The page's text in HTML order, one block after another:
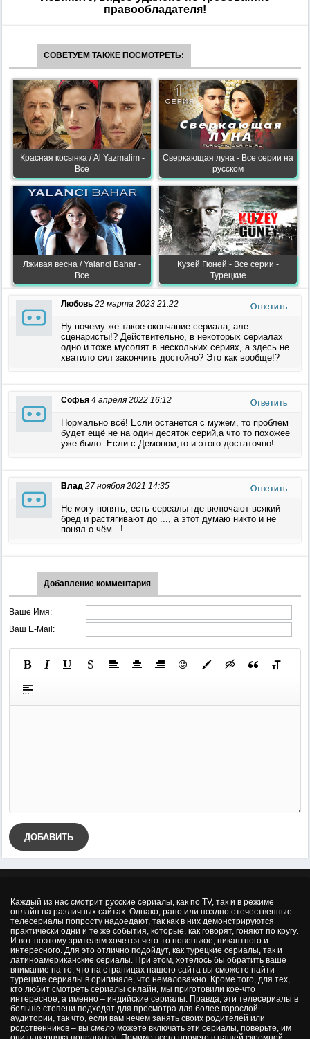
правообладателя!
СОВЕТУЕМ ТАКЖЕ ПОСМОТРЕТЬ:
Красная косынка / Al Yazmalim -
Все
Сверкающая луна - Все серии на
русском
Лживая весна / Yalanci Bahar -
Все
Кузей Гюней - Все серии -
Турецкие
Любовь 22 марта 2023 21:22 Ответить
Ну почему же такое окончание сериала, але
сценаристы!? Действительно, в некоторых сериалах
одно и тоже мусолят в нескольких сериях, а здесь не
хватило сил закончить достойно? Это как вообще!?
Софья 4 апреля 2022 16:12 Ответить
Нормально всё! Если останется с мужем, то проблем
будет ещё не на один десяток серий,а что то похожее
уже было. Если с Демоном,то и этого достаточно!
Влад 27 ноября 2021 14:35 Ответить
Не могу понять, есть сереалы где включают всякий
бред и растягивают до ..., а этот думаю никто и не
понял о чём...!
Добавление комментария
Ваше Имя:
Ваш E-Mail:
ДОБАВИТЬ
Каждый из нас смотрит русские сериалы, как по TV, так и в режиме
онлайн на различных сайтах. Однако, рано или поздно отечественные
телесериалы попросту надоедают, так как в них демонстрируются
практически одни и те же события, которые, как говорят, гоняют по кругу.
И вот поэтому зрителям хочется чего-то новенькое, пикантного и
интересного. Для это отлично подойдут, как турецкие сериалы, так и
латиноамериканские сериалы. При этом, хотелось бы обратить ваше
внимание на то, что на страницах нашего сайта вы сможете найти
турецкие сериалы в оригинале, что немаловажно. Кроме того, для тех,
кто любит смотреть сериалы онлайн, мы приготовили кое-что
интересное, а именно – индийские сериалы. Правда, эти телесериалы в
больше степени подходят для просмотра для более взрослой
аудитории, так что, если вам нечем занять своих родителей или
родственников – вы смело можете включать эти сериалы, поверьте, им